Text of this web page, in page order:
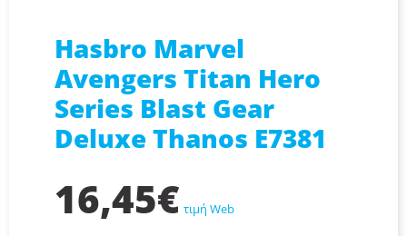
Hasbro Marvel
Avengers Titan Hero
Series Blast Gear
Deluxe Thanos E7381
16,45€ τιμή Web